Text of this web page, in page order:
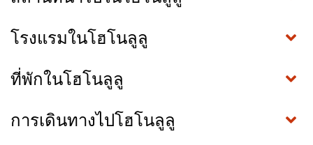
โรงแรมในโฮโนลูลู
ที่พักในโฮโนลูลู
การเดินทางไปโฮโนลูลู